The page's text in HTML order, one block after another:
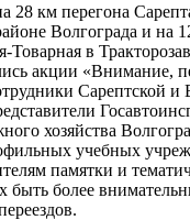
28 км перегона
Волгограда и на
Товарная в
акции «Внимание,
Сарептской и
хозяйства
учебных
памятки и
быть более